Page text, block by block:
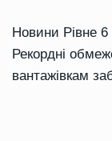
Новини Рівне 6
Рекордні
вантажівкам